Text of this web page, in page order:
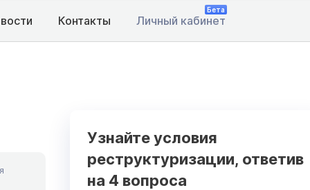
Контакты Личный кабинет
Бета
Узнайте условия
реструктуризации, ответив
на 4 вопроса